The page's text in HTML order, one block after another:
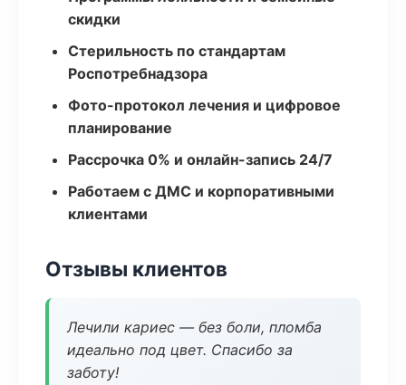
скидки
Стерильность по стандартам
Роспотребнадзора
Фото-протокол лечения и цифровое
планирование
Рассрочка 0% и онлайн-запись 24/7
Работаем с ДМС и корпоративными
клиентами
Отзывы клиентов
Лечили кариес — без боли, пломба
идеально под цвет. Спасибо за
заботу!